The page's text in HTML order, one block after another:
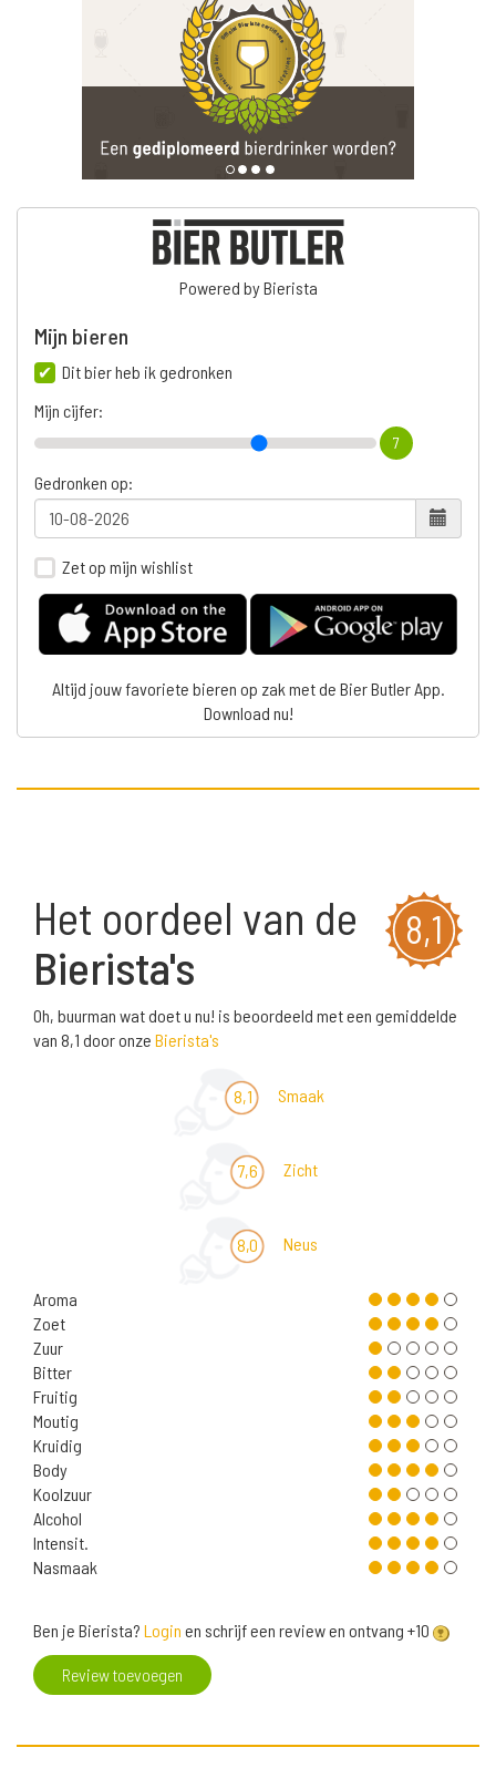
Powered by Bierista
Mijn bieren
Dit bier heb ik gedronken
Mijn cijfer:
7
Gedronken op:
Zet op mijn wishlist
Altijd jouw favoriete bieren op zak met de Bier Butler App.
Download nu!
8,1
Het oordeel van de
Bierista's
Oh, buurman wat doet u nu! is beoordeeld met een gemiddelde
van 8,1 door onze Bierista's
8,1 Smaak
7,6 Zicht
8,0 Neus
Aroma
Zoet
Zuur
Bitter
Fruitig
Moutig
Kruidig
Body
Koolzuur
Alcohol
Intensit.
Nasmaak
Ben je Bierista? Login en schrijf een review en ontvang +10
Review toevoegen